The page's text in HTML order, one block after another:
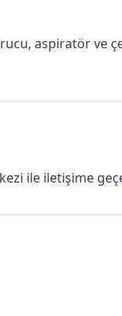
aspiratör ve
ile iletişime